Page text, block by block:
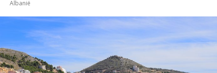
Albanië